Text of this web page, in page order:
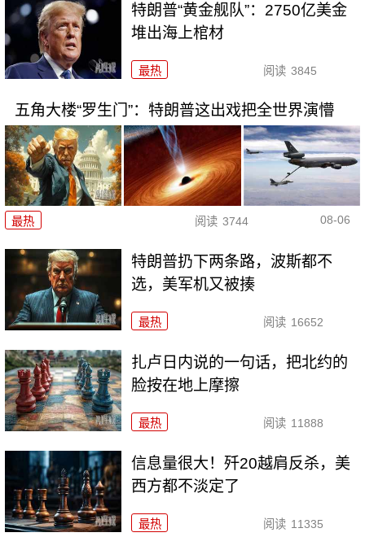
特朗普“黄金舰队”：2750亿美金
堆出海上棺材
最热 阅读 3845
五角大楼“罗生门”：特朗普这出戏把全世界演懵
最热 阅读 3744 08-06
特朗普扔下两条路，波斯都不
选，美军机又被揍
最热 阅读 16652
扎卢日内说的一句话，把北约的
脸按在地上摩擦
最热 阅读 11888
信息量很大！歼20越肩反杀，美
西方都不淡定了
最热 阅读 11335